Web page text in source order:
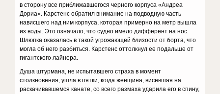
в сторону все приближавшегося черного корпуса «Андреа
Дориа». Карстенс обратил внимание на подводную часть
нависшего над ним корпуса, которая примерно на метр вышла
из воды. Это означало, что судно имело дифферент на нос.
Шлюпка оказалась в такой угрожающей близости от борта, что
могла об него разбиться. Карстенс оттолкнул ее подальше от
гигантского лайнера.
Душа штурмана, не испытавшего страха в момент
столкновения, ушла в пятки, когда женщина, висевшая на
раскачивавшемся канате, со всего размаха ударила его в спину,